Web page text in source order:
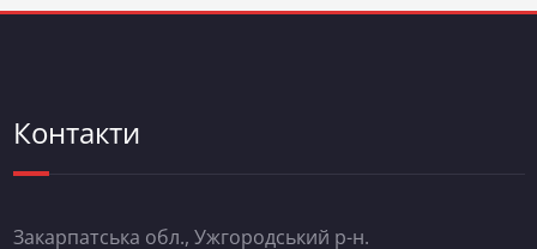
Контакти
Закарпатська обл., Ужгородський р-н.